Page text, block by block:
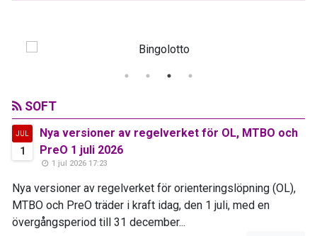
SOFT
JUL
1
Nya versioner av regelverket för OL, MTBO och
PreO 1 juli 2026
1 jul 2026 17:23
Nya versioner av regelverket för orienteringslöpning (OL),
MTBO och PreO träder i kraft idag, den 1 juli, med en
övergångsperiod till 31 december...